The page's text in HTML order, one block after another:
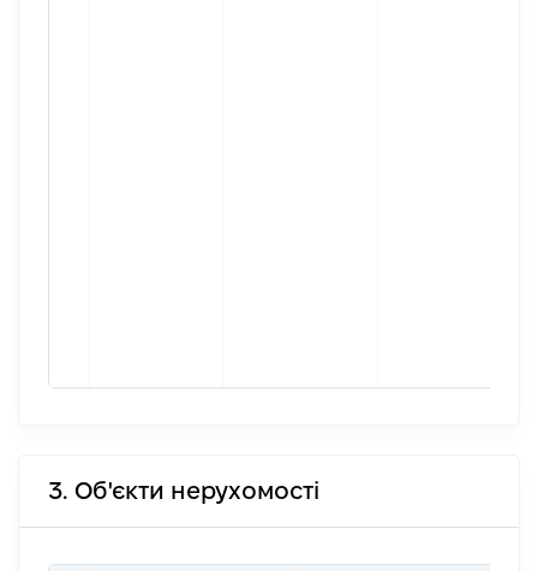
3. Об'єкти нерухомості